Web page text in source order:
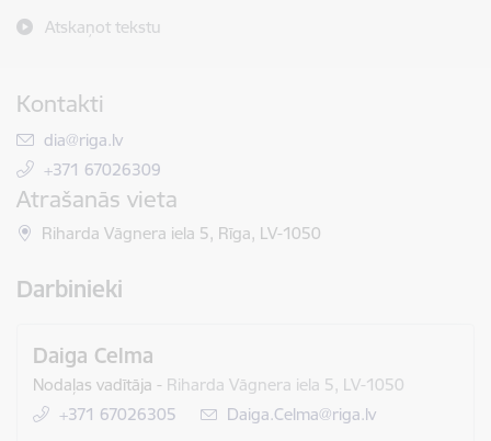
Atskaņot tekstu
Kontakti
E-pasts:
dia@riga.lv
+371 67026309
Atrašanās vieta
Riharda Vāgnera iela 5, Rīga, LV-1050
Darbinieki
Daiga Celma
Nodaļas vadītāja - Riharda Vāgnera iela 5, LV-1050
+371 67026305
E-pasts:
Daiga.Celma@riga.lv